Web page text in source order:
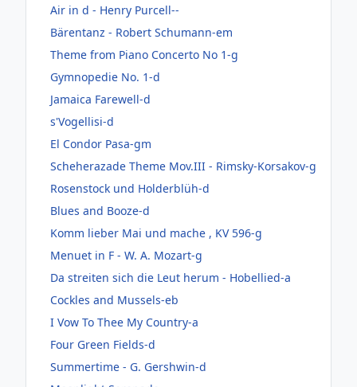
Air in d - Henry Purcell--
Bärentanz - Robert Schumann-em
Theme from Piano Concerto No 1-g
Gymnopedie No. 1-d
Jamaica Farewell-d
s'Vogellisi-d
El Condor Pasa-gm
Scheherazade Theme Mov.III - Rimsky-Korsakov-g
Rosenstock und Holderblüh-d
Blues and Booze-d
Komm lieber Mai und mache , KV 596-g
Menuet in F - W. A. Mozart-g
Da streiten sich die Leut herum - Hobellied-a
Cockles and Mussels-eb
I Vow To Thee My Country-a
Four Green Fields-d
Summertime - G. Gershwin-d